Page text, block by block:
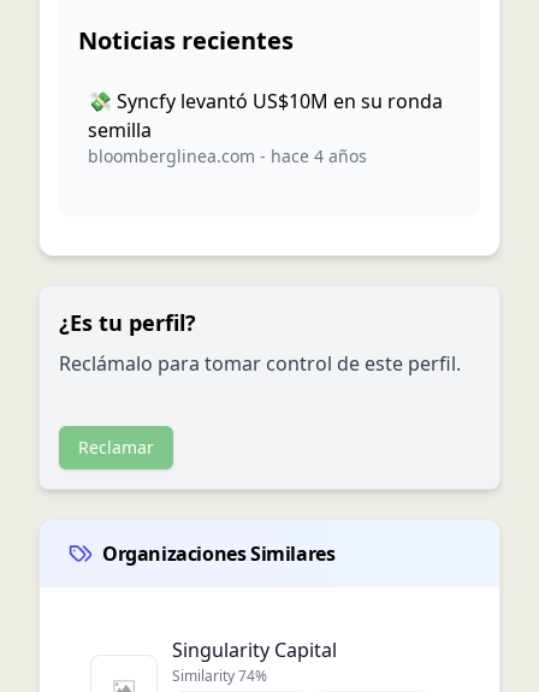
Noticias recientes
💸 Syncfy levantó US$10M en su ronda
semilla
bloomberglinea.com - hace 4 años
¿Es tu perfil?
Reclámalo para tomar control de este perfil.
Reclamar
Organizaciones Similares
Singularity Capital
Similarity74%